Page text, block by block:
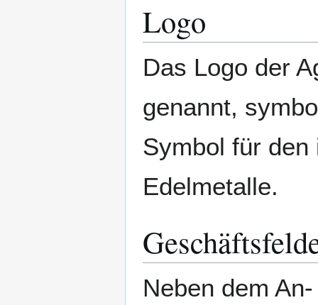
Logo
Das Logo der
genannt,
Symbol für
Edelmetalle.
Neben dem